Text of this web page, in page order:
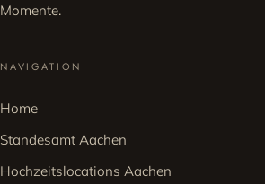
Momente.
NAVIGATION
Home
Standesamt Aachen
Hochzeitslocations Aachen